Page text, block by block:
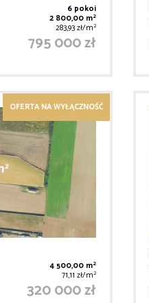
6 pokoi
2 800,00 m2
283,93 zł/m2
795 000 zł
OFERTA NA WYŁĄCZNOŚĆ
4 500,00 m2
71,11 zł/m2
320 000 zł